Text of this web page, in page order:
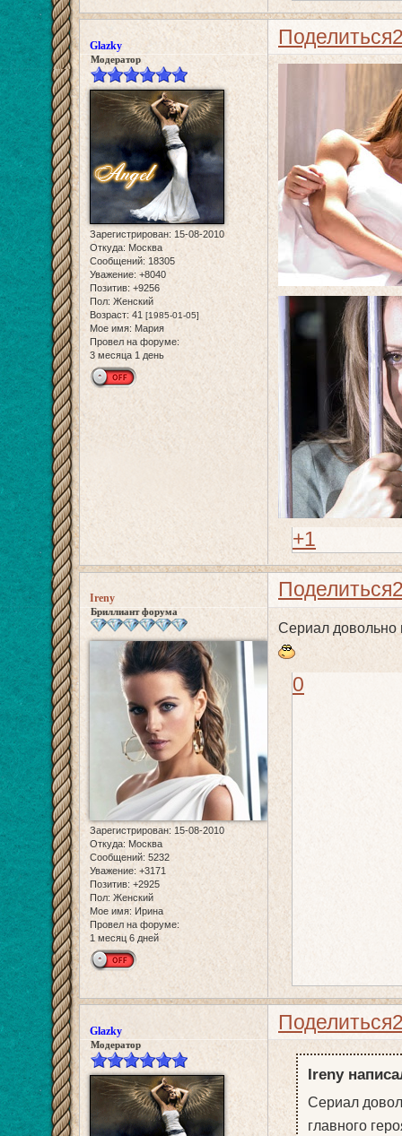
Поделиться
Glazky
Модератор
Зарегистрирован: 15-08-2010
Откуда: Москва
Сообщений: 18305
Уважение: +8040
Позитив: +9256
Пол: Женский
Возраст: 41 [1985-01-05]
Мое имя: Мария
Провел на форуме:
3 месяца 1 день
+1
Поделиться
Ireny
Бриллиант форума
Зарегистрирован: 15-08-2010
Откуда: Москва
Сообщений: 5232
Уважение: +3171
Позитив: +2925
Пол: Женский
Мое имя: Ирина
Провел на форуме:
1 месяц 6 дней
Сериал довольно
0
Поделиться
Glazky
Модератор
Ireny
Сериал
главного